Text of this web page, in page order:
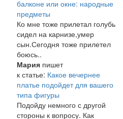
балконе или окне: народные
предметы
Ко мне тоже прилетал голубь
сидел на карнизе,умер
сын.Сегодня тоже прилетел
боюсь..
Мария пишет
к статье: Какое вечернее
платье подойдет для вашего
типа фигуры
Подойду немного с другой
стороны к вопросу. Как